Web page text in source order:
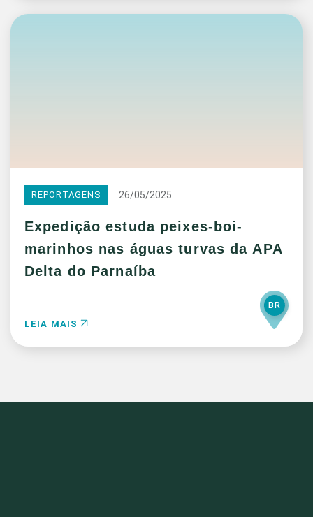
REPORTAGENS 26/05/2025
Expedição estuda peixes-boi-
marinhos nas águas turvas da APA
Delta do Parnaíba
LEIA MAIS
BR